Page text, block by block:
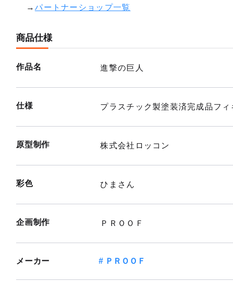
→パートナーショップ一覧
商品仕様
作品名 進撃の巨人
仕様 プラスチック製塗装済完成品フ
原型制作 株式会社ロッコン
彩色 ひまさん
企画制作 ＰＲＯＯＦ
メーカー ＰＲＯＯＦ